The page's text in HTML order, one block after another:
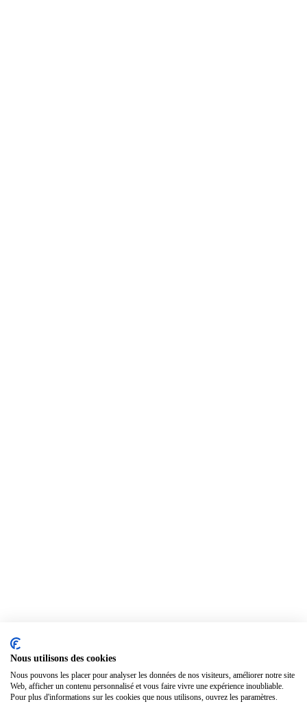
Nous utilisons des cookies
Nous pouvons les placer pour analyser les données de nos visiteurs, améliorer notre site
Web, afficher un contenu personnalisé et vous faire vivre une expérience inoubliable.
Pour plus d'informations sur les cookies que nous utilisons, ouvrez les paramètres.